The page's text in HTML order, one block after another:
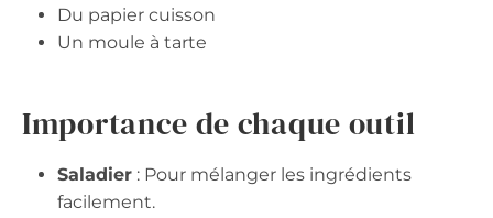
Du papier cuisson
Un moule à tarte
Importance de chaque outil
Saladier : Pour mélanger les ingrédients
facilement.